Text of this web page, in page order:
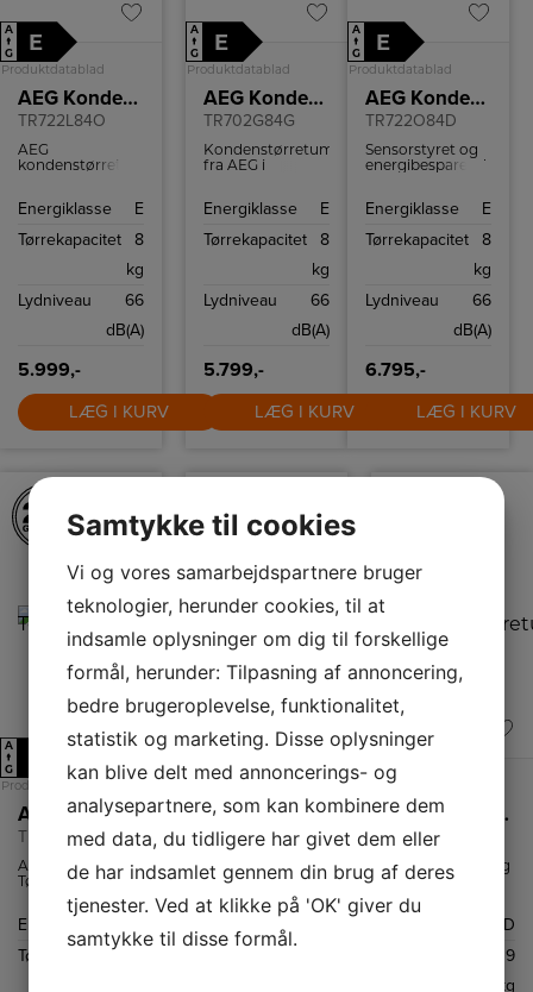
A
↑
G
E
Produktdatablad
AEG Kondenstørretumbler
TR722L84O
AEG
kondenstørretumbler
udsat
8 kg kapacitet.
Energiklasse
E
Tørrekapacitet
8
kg
Lydniveau
66
dB(A)
5.999,-
LÆG I KURV
A
↑
G
E
Produktdatablad
AEG Kondenstørretumbler
TR702G84G
Kondenstørretumbler
fra AEG i
kg. tøj.
Energiklasse
E
Tørrekapacitet
8
kg
Lydniveau
66
dB(A)
5.799,-
LÆG I KURV
A
↑
G
E
Produktdatablad
AEG Kondenstørretumbler
TR722O84D
Sensorstyret og
energibesparende
udskudt
AutoOff og
Energiklasse
E
Tørrekapacitet
8
kg
Lydniveau
66
dB(A)
6.795,-
LÆG I KURV
A
↑
G
Produktdatablad
AEG Tørretumbler
TE794L85L
AEG
Tørretumbler
med en kapacitet
på 8 kg.
Energiklasse
Tørrekapacitet
A
G
AEG Kondenstørretumbler
TR702K84L
AEG TR702K84L
varmepumpetørretumbler
med 8 kg
kapacitet tørrer
skånsomt ved
lavere
Energiklasse
A
G
D
Produktdatablad
AEG Kondenstørretumbler
TR934T94J
Energieffektiv og
støjsvag
fra AEG med
D
9
kg
Samtykke til cookies
Vi og vores samarbejdspartnere bruger
teknologier, herunder cookies, til at
indsamle oplysninger om dig til forskellige
formål, herunder: Tilpasning af annoncering,
bedre brugeroplevelse, funktionalitet,
statistik og marketing. Disse oplysninger
kan blive delt med annoncerings- og
analysepartnere, som kan kombinere dem
med data, du tidligere har givet dem eller
de har indsamlet gennem din brug af deres
tjenester. Ved at klikke på 'OK' giver du
samtykke til disse formål.